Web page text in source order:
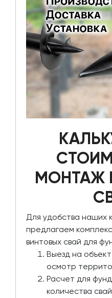
МОНТАЖ
Для удобства наших
предлагаем
винтовых свай для
Выезд на
осмотр
Расчет для
количества